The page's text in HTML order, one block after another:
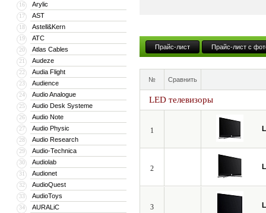
16 Arylic
17 AST
18 Astell&Kern
19 ATC
20 Atlas Cables
21 Audeze
22 Audia Flight
23 Audience
24 Audio Analogue
25 Audio Desk Systeme
26 Audio Note
27 Audio Physic
28 Audio Research
29 Audio-Technica
30 Audiolab
31 Audionet
32 AudioQuest
33 AudioToys
34 AURALiC
Всю свою более чем 90-летнюю
расположены в городе Кронах
специализированном предприятии
Германии».
Loewe находит партнеров,
процесс производства, проверяя
Прайс-лист Прайс-лист с
№ Сравнить
LED телевизоры
1
2
3